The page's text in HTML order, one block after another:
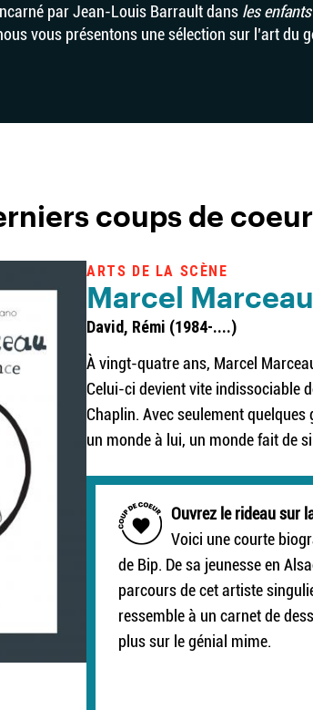
par Jean-Louis Barrault dans les
vous présentons une sélection sur l’art du
coups de coeur
ARTS DE LA SCÈNE
Marcel
David, Rémi (1984-....)
À vingt-quatre ans, Marcel
Celui-ci devient vite indissociable
Chaplin. Avec seulement
un monde à lui, un monde fait de
Ouvrez le rideau sur
Voici une courte
de Bip. De sa jeunesse en
parcours de cet artiste
ressemble à un carnet de
plus sur le génial mime.